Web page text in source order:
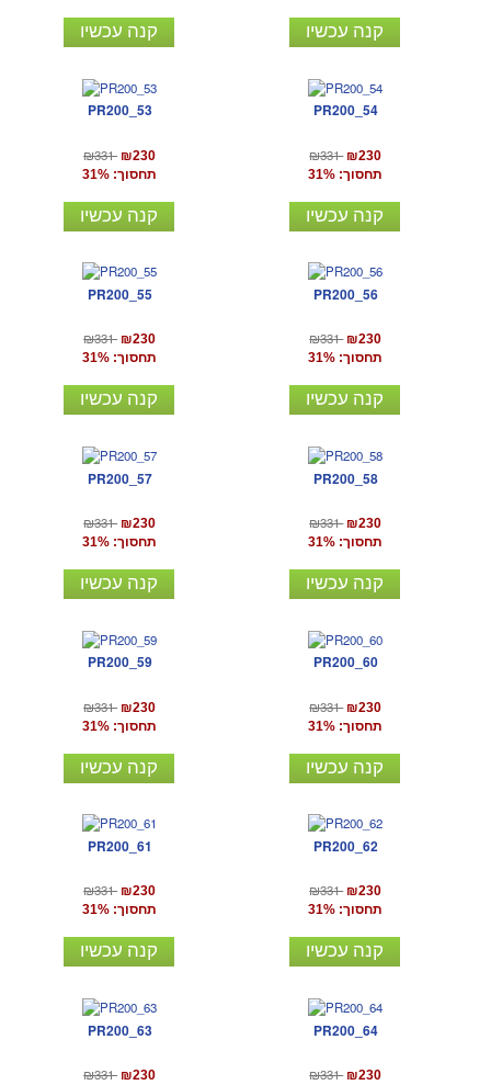
קנה עכשיו קנה עכשיו
PR200_53
₪331 ₪230
תחסוך: 31%
קנה עכשיו
PR200_54
₪331 ₪230
תחסוך: 31%
קנה עכשיו
PR200_55
₪331 ₪230
תחסוך: 31%
קנה עכשיו
PR200_56
₪331 ₪230
תחסוך: 31%
קנה עכשיו
PR200_57
₪331 ₪230
תחסוך: 31%
קנה עכשיו
PR200_58
₪331 ₪230
תחסוך: 31%
קנה עכשיו
PR200_59
₪331 ₪230
תחסוך: 31%
קנה עכשיו
PR200_60
₪331 ₪230
תחסוך: 31%
קנה עכשיו
PR200_61
₪331 ₪230
תחסוך: 31%
קנה עכשיו
PR200_62
₪331 ₪230
תחסוך: 31%
קנה עכשיו
PR200_63
₪331 ₪230
PR200_64
₪331 ₪230